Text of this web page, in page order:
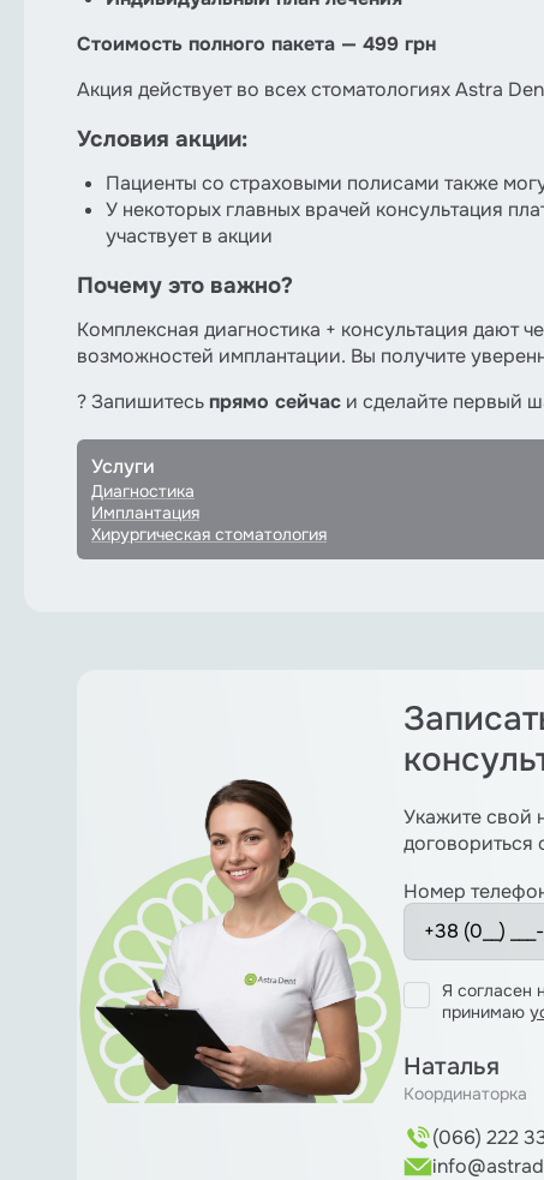
Стоимость полного пакета — 499 грн
Акция действует во всех стоматологиях Astra
Условия акции:
Пациенты со страховыми полисами также
У некоторых главных врачей консультация
участвует в акции
Почему это важно?
Комплексная диагностика + консультация дают
возможностей имплантации. Вы получите
? Запишитесь прямо сейчас и сделайте первый
Услуги
Диагностика
Имплантация
Хирургическая стоматология
Укажите свой
договориться
Номер
Я согласен
принимаю
Наталья
Координаторка
(066) 222